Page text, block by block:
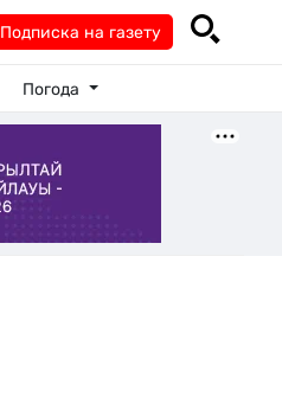
Подписка на газету
Погода